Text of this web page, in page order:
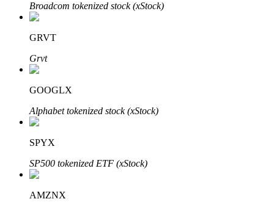
Партнеры Bitrue
До 65% комиссии!
Broadcom tokenized stock (xStock)
GRVT
Grvt
GOOGLX
Alphabet tokenized stock (xStock)
SPYX
SP500 tokenized ETF (xStock)
AMZNX